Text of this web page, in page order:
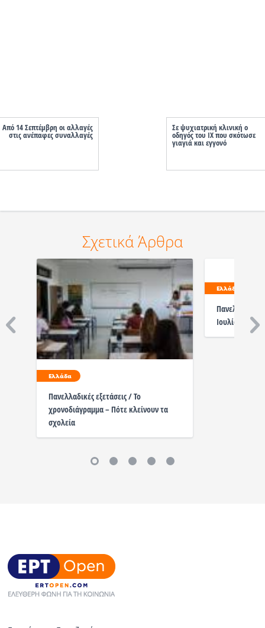
Από 14 Σεπτέμβρη οι αλλαγές
στις ανέπαφες συναλλαγές
Σε ψυχιατρική κλινική ο
οδηγός του ΙΧ που σκότωσε
γιαγιά και εγγονό
Σχετικά Άρθρα
Ελλάδα
Πανελλαδικές εξετάσεις / Το
χρονοδιάγραμμα – Πότε κλείνουν τα
σχολεία
Ελλάδα
Ιουλίου